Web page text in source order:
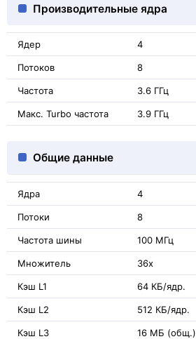
Производительные ядра
Ядер 4
Потоков 8
Частота 3.6 ГГц
Макс. Turbo частота 3.9 ГГц
Общие данные
Ядра 4
Потоки 8
Частота шины 100 МГц
Множитель 36x
Кэш L1 64 КБ/ядр.
Кэш L2 512 КБ/ядр.
Кэш L3 16 МБ (общ.)